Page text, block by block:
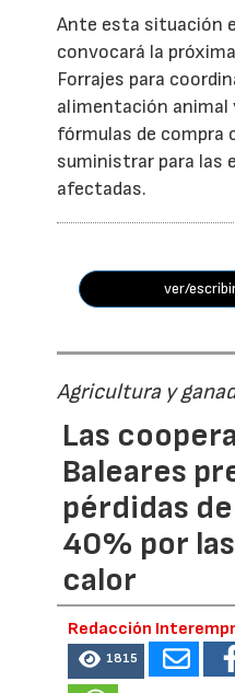
Ante esta situación
convocará la
Forrajes para
alimentación animal
fórmulas de compra
suministrar para las
afectadas.
ver/
Agricultura y
Las
Baleares
pérdidas
40% por
calor
Redacción
1815